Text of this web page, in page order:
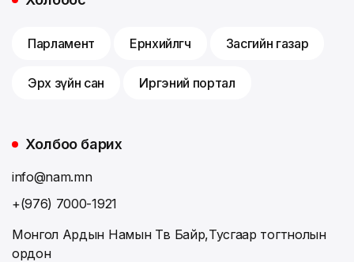
Парламент Ерөнхийлөгч Засгийн газар
Эрх зүйн сан Иргэний портал
Холбоо барих
info@nam.mn
+(976) 7000-1921
Монгол Ардын Намын Төв Байр,Тусгаар тогтнолын
ордон